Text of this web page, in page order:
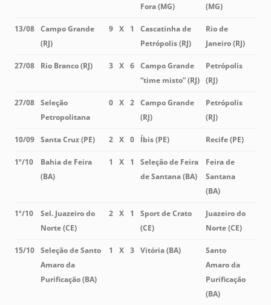
Fora (MG)
(MG)
13/08 Campo Grande
(RJ)
9 X 1
Cascatinha de
Petrópolis (RJ)
Rio de
Janeiro (RJ)
27/08 Rio Branco (RJ) 3 X 6 Campo Grande
“time misto” (RJ)
Petrópolis
(RJ)
27/08 Seleção
Petropolitana
0 X 2 Campo Grande
(RJ)
Petrópolis
(RJ)
10/09 Santa Cruz (PE) 2 X 0 Íbis (PE) Recife (PE)
1º/10
Bahia de Feira
(BA)
1 X 1
Seleção de Feira
de Santana (BA)
Feira de
Santana
(BA)
1º/10
Sel. Juazeiro do
Norte (CE)
2 X 1
Sport de Crato
(CE)
Juazeiro do
Norte (CE)
15/10 Seleção de Santo
Amaro da
Purificação (BA)
1 X 3 Vitória (BA)
Santo
Amaro da
Purificação
(BA)